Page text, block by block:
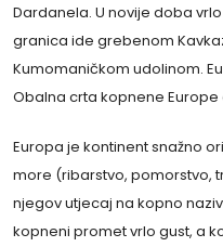
Dardanela. U novije doba
granica ide grebenom
Kumomaničkom udolinom.
Obalna crta kopnene Europe
Europa je kontinent snažno
more (ribarstvo, pomorstvo,
njegov utjecaj na kopno
kopneni promet vrlo gust, a